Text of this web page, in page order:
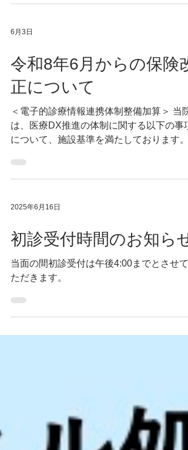
6月3日
令和8年6月からの保険改
正について
＜電子的診療情報連携体制整備加算＞ 当院
は、医療DX推進の体制に関する以下の事項
について、施設基準を満たしております。
により取得した診療情報等を活用して診療
実施しております。また、マイナ保険証の
医療を提供できるよう取り組んでおります
点数を記載した詳細な明細書を、患者様に
再診（月1回）2点 ＜医療情報取得加算＞は
廃止となり＜電子的診療情報連携体制整備
算＞へ変更となります。
2025年6月16日
初診受付時間のお知らせ
当面の間初診受付は午後4:00までとさせて
ただきます。